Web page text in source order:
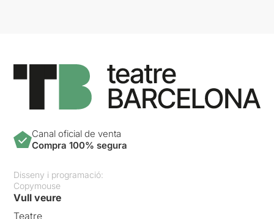
Canal oficial de venta
Compra 100% segura
Disseny i programació:
Copymouse
Vull veure
Teatre